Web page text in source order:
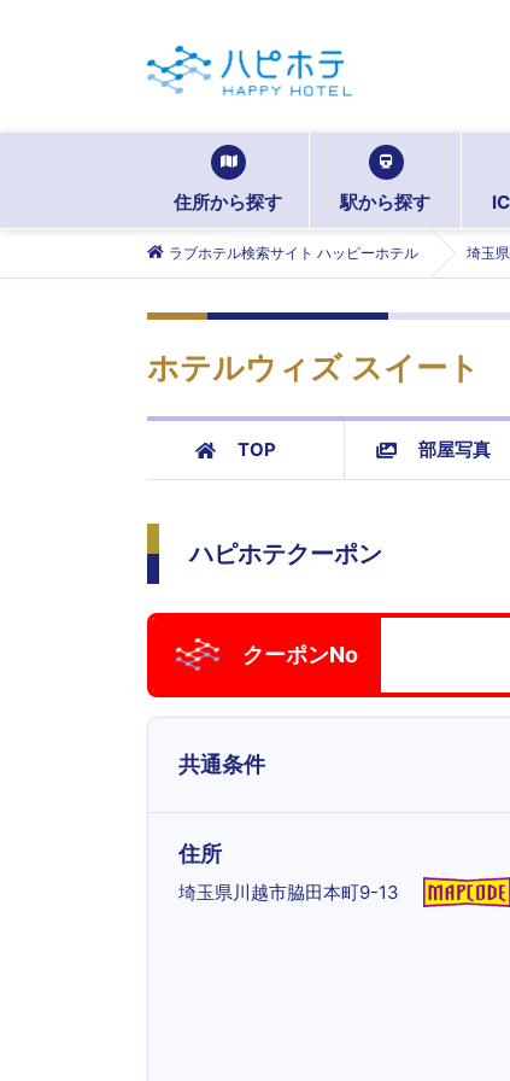
住所から探す 駅から探す
ラブホテル検索サイト ハッピーホテル 埼玉県
ホテルウィズ スイート
TOP 部屋写真
ハピホテクーポン
クーポンNo
共通条件
住所
埼玉県川越市脇田本町9-13